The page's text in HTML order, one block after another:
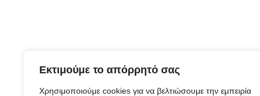
Εκτιμούμε το απόρρητό σας
Χρησιμοποιούμε cookies για να βελτιώσουμε την εμπειρία